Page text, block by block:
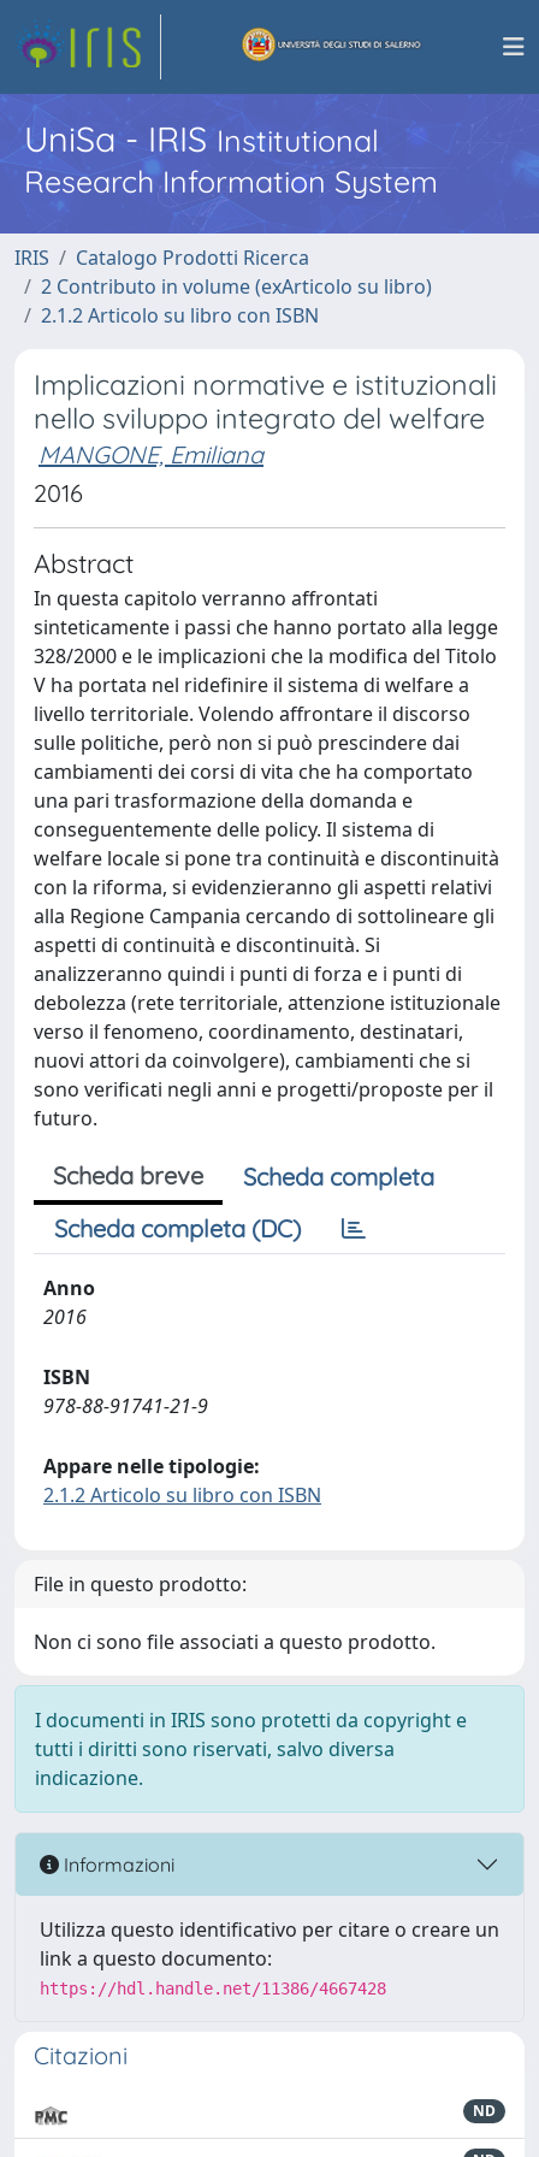
UniSa - IRISInstitutional
Research Information System
IRIS
Catalogo Prodotti Ricerca
2 Contributo in volume (exArticolo su libro)
2.1.2 Articolo su libro con ISBN
Implicazioni normative e istituzionali
nello sviluppo integrato del welfare
MANGONE, Emiliana
2016
Abstract
In questa capitolo verranno affrontati
sinteticamente i passi che hanno portato alla legge
328/2000 e le implicazioni che la modifica del Titolo
V ha portata nel ridefinire il sistema di welfare a
livello territoriale. Volendo affrontare il discorso
sulle politiche, però non si può prescindere dai
cambiamenti dei corsi di vita che ha comportato
una pari trasformazione della domanda e
conseguentemente delle policy. Il sistema di
welfare locale si pone tra continuità e discontinuità
con la riforma, si evidenzieranno gli aspetti relativi
alla Regione Campania cercando di sottolineare gli
aspetti di continuità e discontinuità. Si
analizzeranno quindi i punti di forza e i punti di
debolezza (rete territoriale, attenzione istituzionale
verso il fenomeno, coordinamento, destinatari,
nuovi attori da coinvolgere), cambiamenti che si
sono verificati negli anni e progetti/proposte per il
futuro.
Scheda breve
Scheda completa
Scheda completa (DC)
Anno
2016
ISBN
978-88-91741-21-9
Appare nelle tipologie:
2.1.2 Articolo su libro con ISBN
File in questo prodotto:
Non ci sono file associati a questo prodotto.
I documenti in IRIS sono protetti da copyright e
tutti i diritti sono riservati, salvo diversa
indicazione.
Informazioni
Utilizza questo identificativo per citare o creare un
link a questo documento:
https://hdl.handle.net/11386/4667428
Citazioni
ND